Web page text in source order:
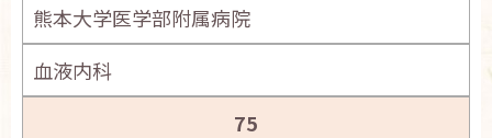
熊本大学医学部附属病院
血液内科
75